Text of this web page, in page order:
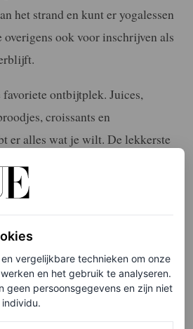
het strand en kunt er yogalessen
ook voor inschrijven als
ontbijtplek. Juices,
croissants en
er alles wat je wilt. De lekkerste
Santa Teresa is een quad rit naar
Montezuma. Je rijdt dwars
waterval, en eindigt in
een verdiende lunch kunt
je bijna niemand tegen.”
vergelijkbare technieken om onze
en het gebruik te analyseren.
geen persoonsgegevens en zijn niet